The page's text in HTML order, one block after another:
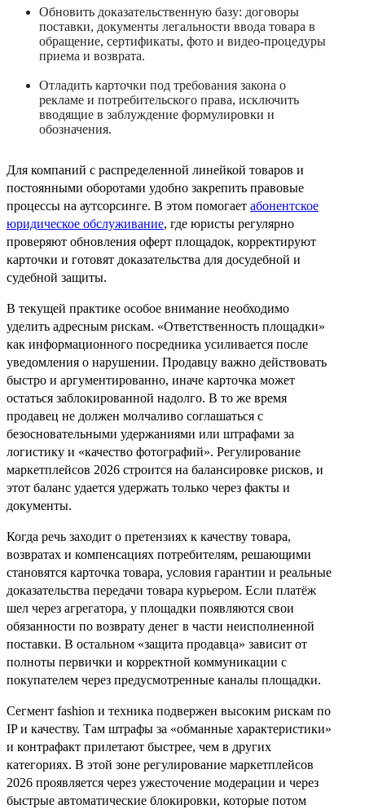
Обновить доказательственную базу: договоры
поставки, документы легальности ввода товара в
обращение, сертификаты, фото и видео‑процедуры
приема и возврата.
Отладить карточки под требования закона о
рекламе и потребительского права, исключить
вводящие в заблуждение формулировки и
обозначения.
Для компаний с распределенной линейкой товаров и
постоянными оборотами удобно закрепить правовые
процессы на аутсорсинге. В этом помогает абонентское
юридическое обслуживание, где юристы регулярно
проверяют обновления оферт площадок, корректируют
карточки и готовят доказательства для досудебной и
судебной защиты.
В текущей практике особое внимание необходимо
уделить адресным рискам. «Ответственность площадки»
как информационного посредника усиливается после
уведомления о нарушении. Продавцу важно действовать
быстро и аргументированно, иначе карточка может
остаться заблокированной надолго. В то же время
продавец не должен молчаливо соглашаться с
безосновательными удержаниями или штрафами за
логистику и «качество фотографий». Регулирование
маркетплейсов 2026 строится на балансировке рисков, и
этот баланс удается удержать только через факты и
документы.
Когда речь заходит о претензиях к качеству товара,
возвратах и компенсациях потребителям, решающими
становятся карточка товара, условия гарантии и реальные
доказательства передачи товара курьером. Если платёж
шел через агрегатора, у площадки появляются свои
обязанности по возврату денег в части неисполненной
поставки. В остальном «защита продавца» зависит от
полноты первички и корректной коммуникации с
покупателем через предусмотренные каналы площадки.
Сегмент fashion и техника подвержен высоким рискам по
IP и качеству. Там штрафы за «обманные характеристики»
и контрафакт прилетают быстрее, чем в других
категориях. В этой зоне регулирование маркетплейсов
2026 проявляется через ужесточение модерации и через
быстрые автоматические блокировки, которые потом